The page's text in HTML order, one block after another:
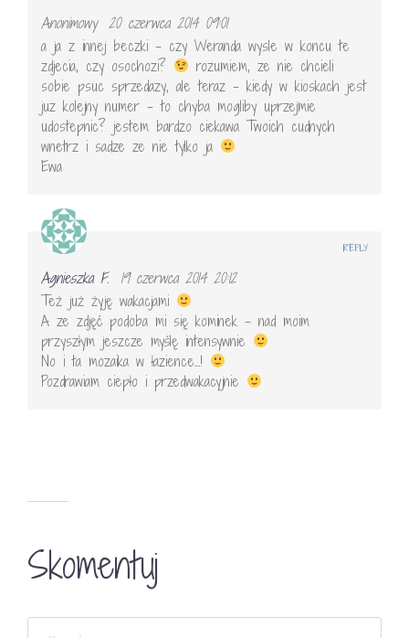
Anonimowy 20 czerwca 2014 09:01
a ja z innej beczki – czy Weranda wysle w koncu te
zdjecia, czy osochozi?
rozumiem, ze nie chcieli
sobie psuc sprzedazy, ale teraz – kiedy w kioskach jest
juz kolejny numer – to chyba mogliby uprzejmie
udostepnic? jestem bardzo ciekawa Twoich cudnych
wnetrz i sadze ze nie tylko ja
Ewa
Agnieszka F.
19 czerwca 2014 20:12
Też już żyję wakacjami
A ze zdjęć podoba mi się kominek – nad moim
przyszłym jeszcze myślę intensywnie
No i ta mozaika w łazience…!
Pozdrawiam ciepło i przedwakacyjnie
REPLY
Skomentuj